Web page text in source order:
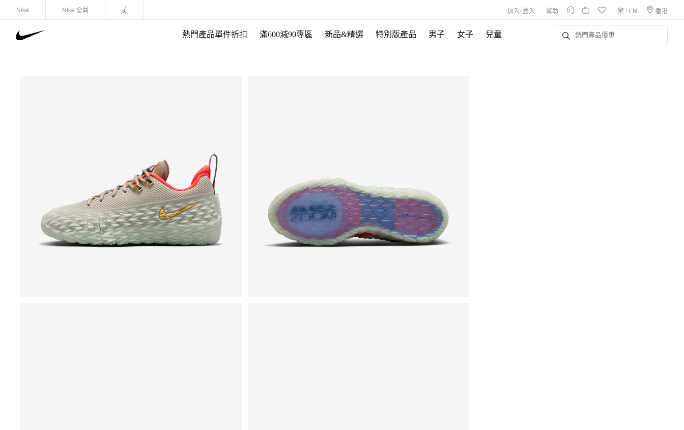
Nike Nike 會員 加入/登入 幫助 繁/ EN 香港
熱門產品單件折扣 滿600減90專區 新品&精選 特別版產品 男子 女子 兒童